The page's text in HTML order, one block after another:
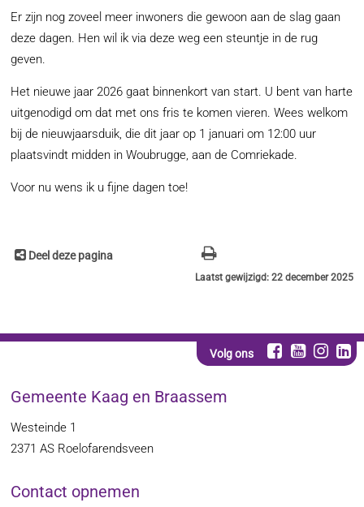
Er zijn nog zoveel meer inwoners die gewoon aan de slag gaan
deze dagen. Hen wil ik via deze weg een steuntje in de rug
geven.
Het nieuwe jaar 2026 gaat binnenkort van start. U bent van harte
uitgenodigd om dat met ons fris te komen vieren. Wees welkom
bij de nieuwjaarsduik, die dit jaar op 1 januari om 12:00 uur
plaatsvindt midden in Woubrugge, aan de Comriekade.
Voor nu wens ik u fijne dagen toe!
Deel deze pagina
Laatst gewijzigd: 22 december 2025
Volg ons
Gemeente Kaag en Braassem
Westeinde 1
2371 AS Roelofarendsveen
Contact opnemen